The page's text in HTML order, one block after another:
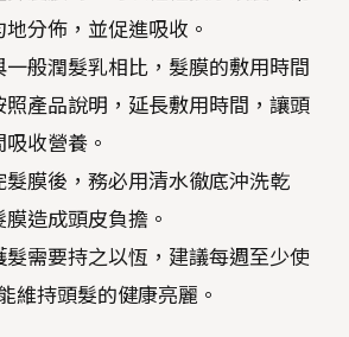
分佈，並促進吸收。
一般潤髮乳相比，髮膜的敷用時間
照產品說明，延長敷用時間，讓頭
收營養。
髮膜後，務必用清水徹底沖洗乾
造成頭皮負擔。
髮需要持之以恆，建議每週至少使
維持頭髮的健康亮麗。